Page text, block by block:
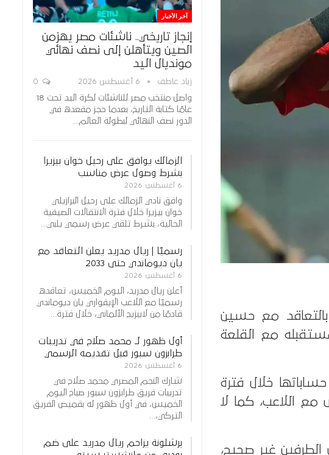
بالتعاقد مع حسين
مع القلعة
خلال فترة
مع اللاعب، كما لا
الطرفين غير صحيح،
آخر الأخبار
إنجاز تاريخي.. ناشئات مصر يهزمن
الصين ويتأهلن إلى نصف نهائي
مونديال اليد
زياد عاطف 6 أغسطس 2026
واصل منتخب مصر للناشئات لكرة اليد تحت 18
عامًا كتابة التاريخ، بعدما حجز مقعده في
الدور نصف النهائي لبطولة العالم…
الزمالك يوافق على رحيل خوان بيزيرا
بشرط وصول عرض مناسب
6 أغسطس 2026
وافق نادي الزمالك على رحيل البرازيلي
خوان بيزيرا خلال فترة الانتقالات الصيفية
الحالية، بشرط تلقي عرض رسمي يلبي…
رسميًا | ريال مدريد يعلن التعاقد مع
يان ديوماندي حتى 2033
6 أغسطس 2026
أعلن ريال مدريد، اليوم الخميس، تعاقده
رسميًا مع اللاعب الإيفواري يان ديوماندي
قادمًا من لايبزيج الألماني، خلال فترة…
أول ظهور لـ محمد صلاح في تدريبات
طرابزون سبور قبل تقديمه الرسمي
6 أغسطس 2026
شارك النجم المصري محمد صلاح في
تدريبات فريق طرابزون سبور صباح اليوم
الخميس، في أول ظهور له بقميص الفريق
التركي،…
برشلونة يزاحم ريال مدريد على ضم